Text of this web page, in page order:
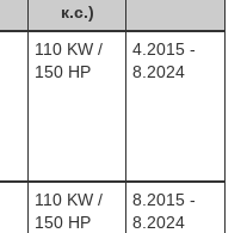
к.с.)
110 KW /
150 HP
4.2015 -
8.2024
110 KW /
150 HP
8.2015 -
8.2024